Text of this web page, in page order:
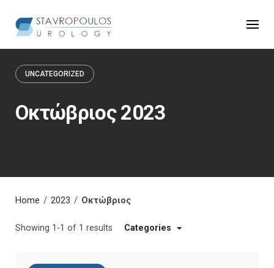
content
UNCATEGORIZED
Οκτώβριος 2023
Home / 2023 / Οκτώβριος
Showing 1-1 of 1 results Categories